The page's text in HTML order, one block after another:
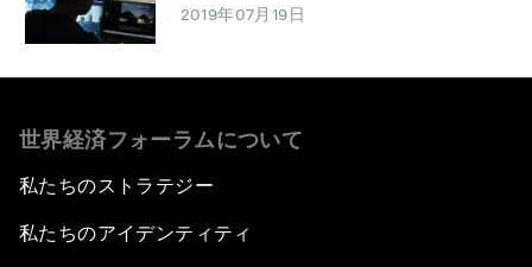
2019年07月19日
世界経済フォーラムについて
私たちのストラテジー
私たちのアイデンティティ